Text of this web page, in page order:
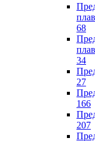
68
34
27
166
207